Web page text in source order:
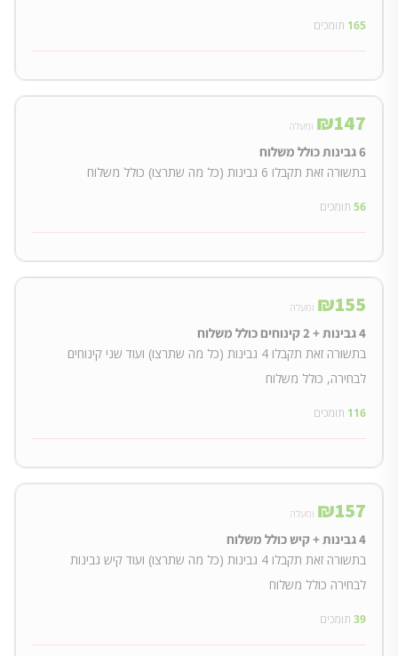
165 תומכים
₪147 ומעלה
6 גבינות כולל משלוח
בתשורה זאת תקבלו 6 גבינות (כל מה שתרצו) כולל משלוח
56 תומכים
₪155 ומעלה
4 גבינות + 2 קינוחים כולל משלוח
בתשורה זאת תקבלו 4 גבינות (כל מה שתרצו) ועוד שני קינוחים
לבחירה, כולל משלוח
116 תומכים
₪157 ומעלה
4 גבינות + קיש כולל משלוח
בתשורה זאת תקבלו 4 גבינות (כל מה שתרצו) ועוד קיש גבינות
לבחירה כולל משלוח
39 תומכים